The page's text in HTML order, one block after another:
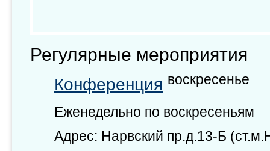
Регулярные мероприятия
Конференция воскресенье
Еженедельно по воскресеньям
Адрес: Нарвский пр.д.13-Б